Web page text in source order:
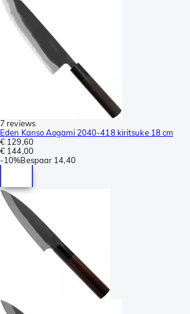
7 reviews
Eden Kanso Aogami 2040-418 kiritsuke 18 cm
€ 129,60
€ 144,00
-10%Bespaar 14,40